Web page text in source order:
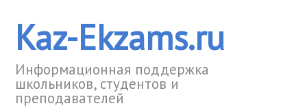
Kaz-Ekzams.ru
Информационная поддержка
школьников, студентов и
преподавателей